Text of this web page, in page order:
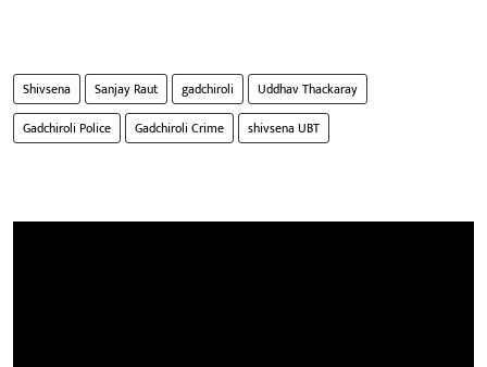
Shivsena Sanjay Raut gadchiroli
Uddhav Thackaray
Gadchiroli Police
Gadchiroli Crime shivsena UBT